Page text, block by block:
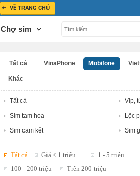
VỀ TRANG CHỦ
Chợ sim
Tất cả VinaPhone Mobifone
Khác
Tất cả Vip,
Sim tam hoa Lộc
Sim cam kết Sim
Tất cả Giá < 1 triệu 1 - 5 triệu
100 - 200 triệu
Trên 200 triệu